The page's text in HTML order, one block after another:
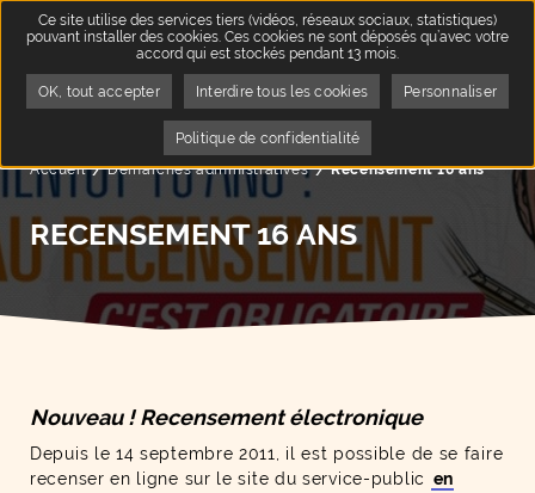
Accueil Démarches administratives Page active :
Recensement 16 ans
RECENSEMENT 16 ANS
Nouveau ! Recensement électronique
Depuis le 14 septembre 2011, il est possible de se faire
recenser en ligne sur le site du service-public en
Ce site utilise des services tiers (vidéos, réseaux sociaux, statistiques)
pouvant installer des cookies. Ces cookies ne sont déposés qu’avec votre
accord qui est stockés pendant 13 mois.
OK, tout accepter Interdire tous les cookies Personnaliser
Politique de confidentialité